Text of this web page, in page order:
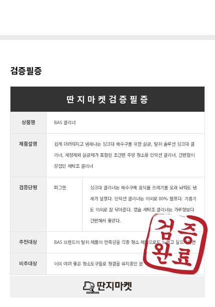
검증필증
딴 지 마 켓 검 증 필 증
상품명 BAS 클리너
제품설명
쉽게 더러워지고 냄새나는 싱크대 배수구를 위한 살균, 탈취 솔루션 싱크대 클
리너, 세정제와 살균제가 포함된 초간편 주방 청소용 인덕션 클리너, 간편함이
장점인 세탁조 클리너
검증단평 퍼그맨
싱크대 클리너는 배수구에 음식물 쓰레기를 오래 놔둬도 냄
새가 덜했다. 인덕션 클리너는 의외로 80% 펄프다. 기름기
도 의외로 잘 닦아준다. 캡슐 세탁조 클리너는 가루형보다
간편해서 좋았다.
추천대상 BAS 브랜드의 탈취 제품의 만족감을 각종 청소 제품으로도 느끼고 싶으시다면
비추대상 이미 여러 좋은 청소도구들로 청결을 유지중인 분